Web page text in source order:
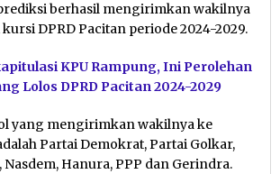
berhasil mengirimkan wakilnya
DPRD Pacitan periode 2024-2029.
KPU Rampung, Ini Perolehan
Lolos DPRD Pacitan 2024-2029
yang mengirimkan wakilnya ke
Partai Demokrat, Partai Golkar,
Nasdem, Hanura, PPP dan Gerindra.